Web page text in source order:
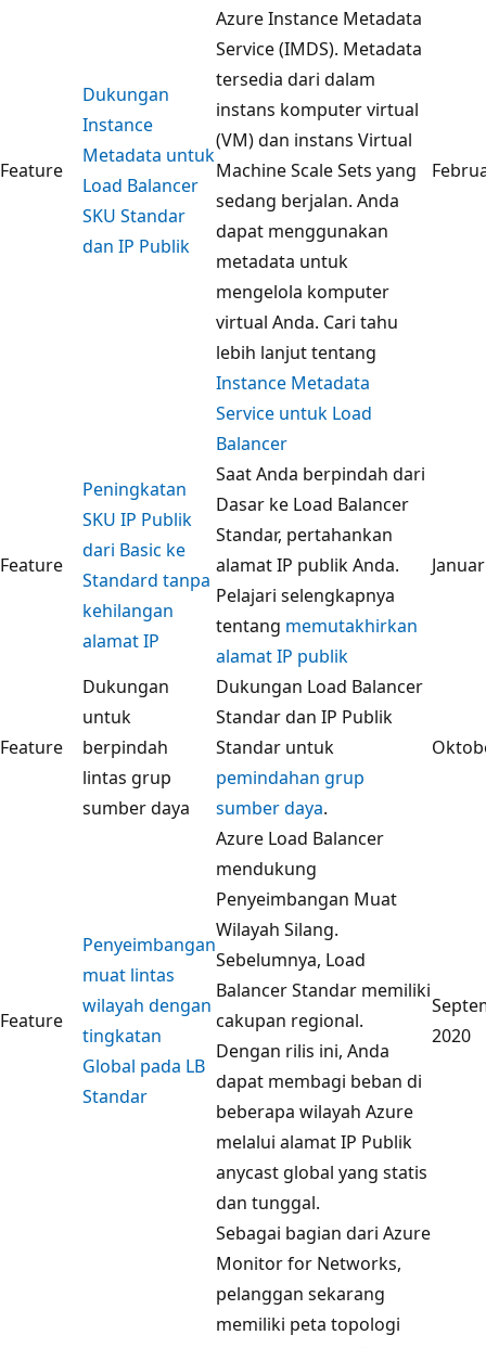
Feature
Dukungan
Instance
Metadata untuk
Load Balancer
SKU Standar
dan IP Publik
Azure Instance Metadata
Service (IMDS). Metadata
tersedia dari dalam
instans komputer virtual
(VM) dan instans Virtual
Machine Scale Sets yang
sedang berjalan. Anda
dapat menggunakan
metadata untuk
mengelola komputer
virtual Anda. Cari tahu
lebih lanjut tentang
Instance Metadata
Service untuk Load
Balancer
Feature
Peningkatan
SKU IP Publik
dari Basic ke
Standard tanpa
kehilangan
alamat IP
Saat Anda berpindah dari
Dasar ke Load Balancer
Standar, pertahankan
alamat IP publik Anda.
Pelajari selengkapnya
tentang memutakhirkan
alamat IP publik
Feature
Dukungan
untuk
berpindah
lintas grup
sumber daya
Dukungan Load Balancer
Standar dan IP Publik
Standar untuk
pemindahan grup
sumber daya.
Feature
Penyeimbangan
muat lintas
wilayah dengan
tingkatan
Global pada LB
Standar
Azure Load Balancer
mendukung
Penyeimbangan Muat
Wilayah Silang.
Sebelumnya, Load
Balancer Standar memiliki
cakupan regional.
Dengan rilis ini, Anda
dapat membagi beban di
beberapa wilayah Azure
melalui alamat IP Publik
anycast global yang statis
dan tunggal.
2020
Sebagai bagian dari Azure
Monitor for Networks,
pelanggan sekarang
memiliki peta topologi